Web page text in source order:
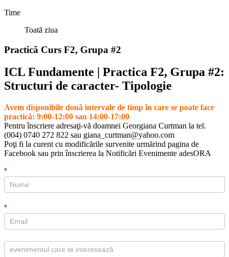
Time
Toată ziua
Practică Curs F2, Grupa #2
ICL Fundamente | Practica F2, Grupa #2:
Structuri de caracter- Tipologie
Avem disponibile două intervale de timp în care se poate face
practică: 9:00-12:00 sau 14:00-17:00
Pentru înscriere adresaţi-vă doamnei Georgiana Curtman la tel.
(004) 0740 272 822 sau giana_curtman@yahoo.com
Poţi fi la curent cu modificările survenite urmărind pagina de
Facebook sau prin înscrierea la Notificări Evenimente adesORA
Notificare
eveniment
*
*